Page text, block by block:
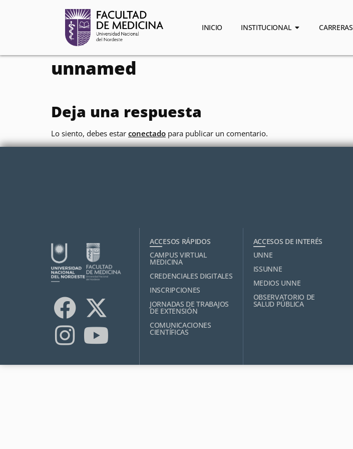
INICIO INSTITUCIONAL CARRERAS
unnamed
Deja una respuesta
Lo siento, debes estar conectado para publicar un comentario.
ACCESOS RÁPIDOS
CAMPUS VIRTUAL
MEDICINA
CREDENCIALES DIGITALES
INSCRIPCIONES
JORNADAS DE TRABAJOS
DE EXTENSIÓN
COMUNICACIONES
CIENTÍFICAS
ACCESOS DE INTERÉS
UNNE
ISSUNNE
MEDIOS UNNE
OBSERVATORIO DE
SALUD PÚBLICA